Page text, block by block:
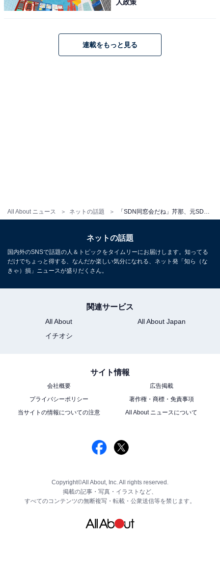
All About ニュース ネットの話題
人政策
連載をもっと見る
ネットの話題
国内外のSNSで話題の人＆トピックをタイムリーにお届けします。知ってる
だけでちょっと得する、なんだか楽しい気分になれる、ネット発「知ら（な
きゃ）損」ニュースが盛りだくさん。
関連サービス
All About
All About Japan
イチオシ
サイト情報
会社概要
広告掲載
プライバシーポリシー
著作権・商標・免責事項
当サイトの情報についての注意
All About ニュースについて
Copyright©All About, Inc. All rights reserved.
掲載の記事・写真・イラストなど、
すべてのコンテンツの無断複写・転載・公衆送信等を禁じます。